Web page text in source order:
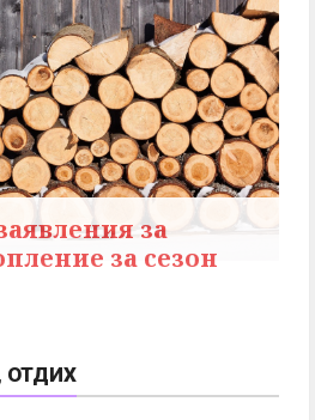
за
за сезон
ОТДИХ